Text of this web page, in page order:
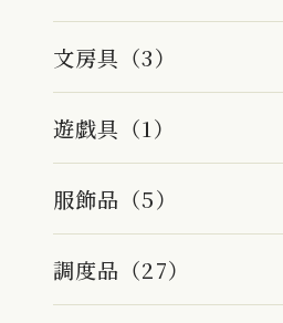
文房具（3）
遊戯具（1）
服飾品（5）
調度品（27）